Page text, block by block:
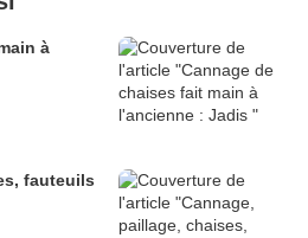
à
fauteuils